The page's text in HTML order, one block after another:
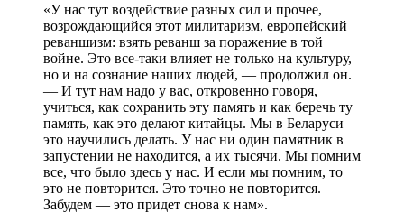
«У нас тут воздействие разных сил и прочее,
возрождающийся этот милитаризм, европейский
реваншизм: взять реванш за поражение в той
войне. Это все-таки влияет не только на культуру,
но и на сознание наших людей, — продолжил он.
— И тут нам надо у вас, откровенно говоря,
учиться, как сохранить эту память и как беречь ту
память, как это делают китайцы. Мы в Беларуси
это научились делать. У нас ни один памятник в
запустении не находится, а их тысячи. Мы помним
все, что было здесь у нас. И если мы помним, то
это не повторится. Это точно не повторится.
Забудем — это придет снова к нам».